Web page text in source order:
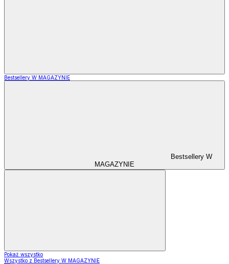
Bestsellery W MAGAZYNIE
Bestsellery W
MAGAZYNIE
Pokaż wszystko
Wszystko z Bestsellery W MAGAZYNIE